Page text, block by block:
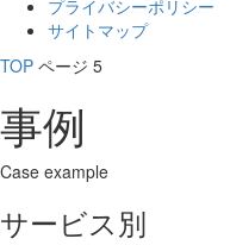
プライバシーポリシー
サイトマップ
TOP ページ 5
事例
Case example
サービス別